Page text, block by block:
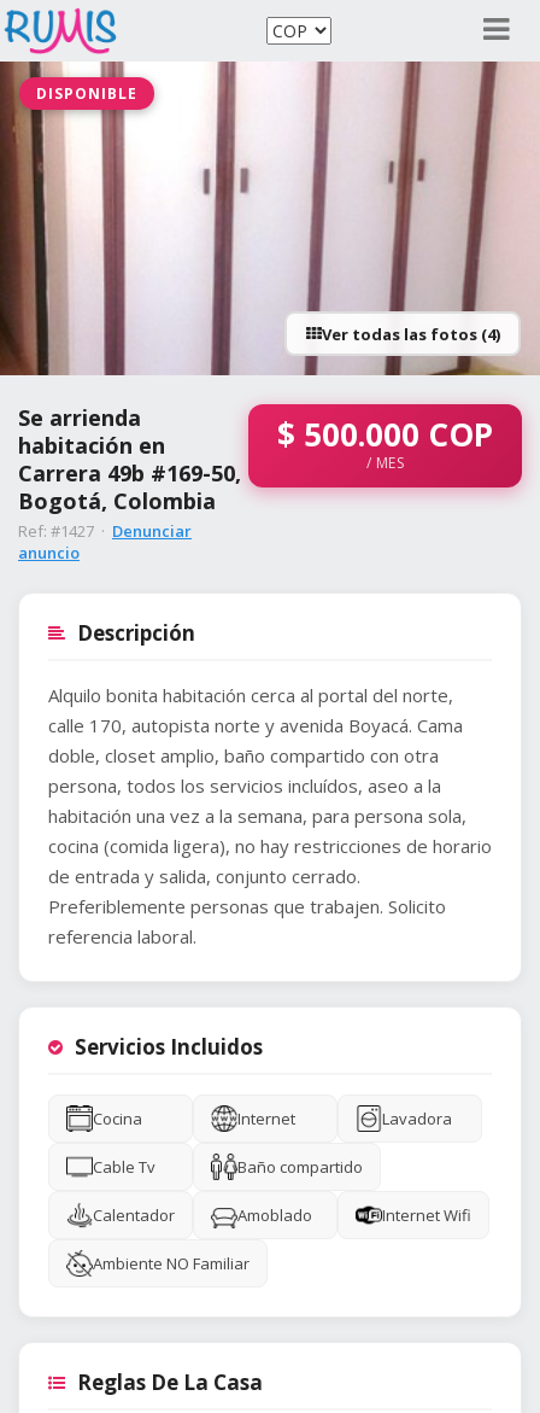
DISPONIBLE
Ver todas las fotos (4)
Se arrienda
habitación en
Carrera 49b #169-50,
Bogotá, Colombia
Ref: #1427 · Denunciar
anuncio
$ 500.000 COP
/ MES
Descripción
Alquilo bonita habitación cerca al portal del norte,
calle 170, autopista norte y avenida Boyacá. Cama
doble, closet amplio, baño compartido con otra
persona, todos los servicios incluídos, aseo a la
habitación una vez a la semana, para persona sola,
cocina (comida ligera), no hay restricciones de horario
de entrada y salida, conjunto cerrado.
Preferiblemente personas que trabajen. Solicito
referencia laboral.
Servicios Incluidos
Cocina Internet Lavadora
Cable Tv Baño compartido
Calentador Amoblado Internet Wifi
Ambiente NO Familiar
Reglas De La Casa